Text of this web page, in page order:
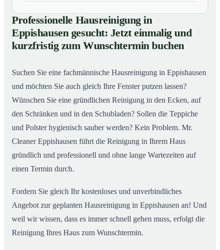
01 Professionelle Hausreinigung in Eppishausen gesucht:
Jetzt einmalig und kurzfristig zum Wunschtermin
buchen
02So läuft eine professionelle Hausreinigung in
Professionelle Hausreinigung in
Eppishausen gesucht: Jetzt einmalig und
kurzfristig zum Wunschtermin buchen
Suchen Sie eine fachmännische Hausreinigung in Eppishausen
und möchten Sie auch gleich Ihre Fenster putzen lassen?
Wünschen Sie eine gründlichen Reinigung in den Ecken, auf
den Schränken und in den Schubladen? Sollen die Teppiche
und Polster hygienisch sauber werden? Kein Problem. Mr.
Cleaner Eppishausen führt die Reinigung in Ihrem Haus
gründlich und professionell und ohne lange Wartezeiten auf
einen Termin durch.
Fordern Sie gleich Ihr kostenloses und unverbindliches
Angebot zur geplanten Hausreinigung in Eppishausen an! Und
weil wir wissen, dass es immer schnell gehen muss, erfolgt die
Reinigung Ihres Haus zum Wunschtermin.